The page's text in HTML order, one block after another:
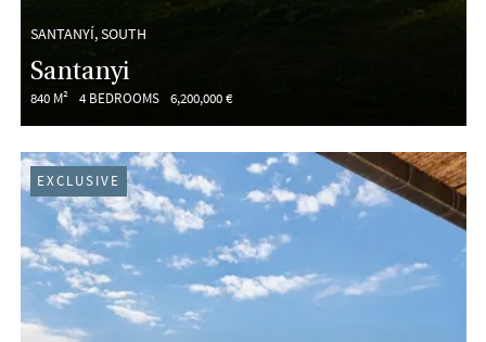
SANTANYÍ, SOUTH
Santanyi
840 M² 4 BEDROOMS 6,200,000 €
EXCLUSIVE